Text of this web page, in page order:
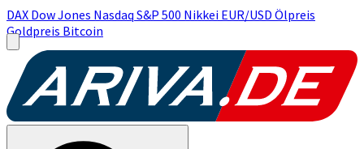
DAX Dow Jones Nasdaq S&P 500 Nikkei EUR/USD Ölpreis
Goldpreis Bitcoin